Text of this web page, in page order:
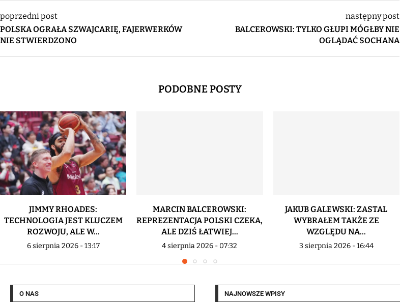
poprzedni post
POLSKA OGRAŁA SZWAJCARIĘ, FAJERWERKÓW
NIE STWIERDZONO
następny post
BALCEROWSKI: TYLKO GŁUPI MÓGŁBY NIE
OGLĄDAĆ SOCHANA
PODOBNE POSTY
JIMMY RHOADES:
TECHNOLOGIA JEST KLUCZEM
ROZWOJU, ALE W...
6 sierpnia 2026 - 13:17
MARCIN BALCEROWSKI:
REPREZENTACJA POLSKI CZEKA,
ALE DZIŚ ŁATWIEJ...
4 sierpnia 2026 - 07:32
JAKUB GALEWSKI: ZASTAL
WYBRAŁEM TAKŻE ZE
WZGLĘDU NA...
3 sierpnia 2026 - 16:44
O NAS NAJNOWSZE WPISY